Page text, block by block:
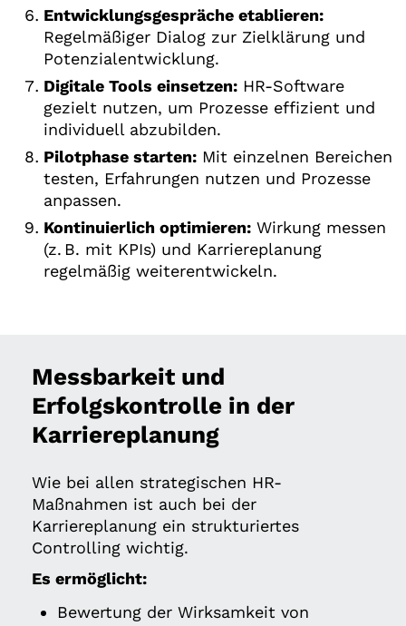
Entwicklungsgespräche etablieren:
Regelmäßiger Dialog zur Zielklärung und
Potenzialentwicklung.
Digitale Tools einsetzen: HR-Software
gezielt nutzen, um Prozesse effizient und
individuell abzubilden.
Pilotphase starten: Mit einzelnen Bereichen
testen, Erfahrungen nutzen und Prozesse
anpassen.
Kontinuierlich optimieren: Wirkung messen
(z. B. mit KPIs) und Karriereplanung
regelmäßig weiterentwickeln.
Messbarkeit und
Erfolgskontrolle in der
Karriereplanung
Wie bei allen strategischen HR-
Maßnahmen ist auch bei der
Karriereplanung ein strukturiertes
Controlling wichtig.
Es ermöglicht:
Bewertung der Wirksamkeit von